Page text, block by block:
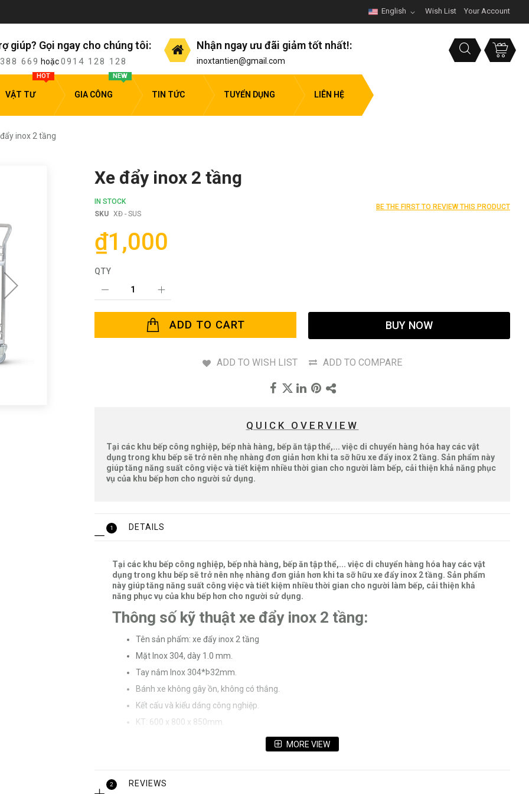
Wish List Your Account
English
giúp? Gọi ngay cho chúng tôi:
669 hoặc0914 128 128
Nhận ngay ưu đãi giảm tốt nhất!:
inoxtantien@gmail.com
VẬT TƯ
HOT
GIA CÔNG
NEW
TIN TỨC TUYỂN DỤNG LIÊN HỆ
inox 2 tầng
Xe đẩy inox 2 tầng
IN STOCK
SKU XĐ - SUS
BE THE FIRST TO REVIEW THIS PRODUCT
₫1,000
QTY
ADD TO CART BUY NOW
ADD TO WISH LIST ADD TO COMPARE
QUICK OVERVIEW
Tại các khu bếp công nghiệp, bếp nhà hàng, bếp ăn tập thể,... việc di chuyển hàng hóa hay các vật
dụng trong khu bếp sẽ trở nên nhẹ nhàng đơn giản hơn khi ta sỡ hữu xe đẩy inox 2 tầng. Sản phẩm này
giúp tăng năng suất công việc và tiết kiệm nhiều thời gian cho người làm bếp, cải thiện khả năng phục
vụ của khu bếp hơn cho người sử dụng.
1 DETAILS
Tại các khu bếp công nghiệp, bếp nhà hàng, bếp ăn tập thể,... việc di chuyển hàng hóa hay các vật
dụng trong khu bếp sẽ trở nên nhẹ nhàng đơn giản hơn khi ta sỡ hữu xe đẩy inox 2 tầng. Sản phẩm
này giúp tăng năng suất công việc và tiết kiệm nhiều thời gian cho người làm bếp, cải thiện khả
năng phục vụ của khu bếp hơn cho người sử dụng.
Thông số kỹ thuật xe đẩy inox 2 tầng:
Tên sản phẩm: xe đẩy inox 2 tầng
Mặt Inox 304, dày 1.0 mm.
Tay nắm Inox 304*Þ32mm.
Bánh xe không gây ồn, không có thắng.
Kết cấu và kiểu dáng công nghiệp.
KT: 600 x 800 x 850mm.
Kích thước theo yêu cầu của khách hàng.
Đặc điểm xe đẩy inox 2 tầng Inox
MORE VIEW
2 REVIEWS